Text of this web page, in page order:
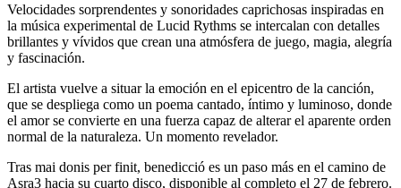
Velocidades sorprendentes y sonoridades caprichosas inspiradas en
la música experimental de Lucid Rythms se intercalan con detalles
brillantes y vívidos que crean una atmósfera de juego, magia, alegría
y fascinación.
El artista vuelve a situar la emoción en el epicentro de la canción,
que se despliega como un poema cantado, íntimo y luminoso, donde
el amor se convierte en una fuerza capaz de alterar el aparente orden
normal de la naturaleza. Un momento revelador.
Tras mai donis per finit, benedicció es un paso más en el camino de
Asra3 hacia su cuarto disco, disponible al completo el 27 de febrero.